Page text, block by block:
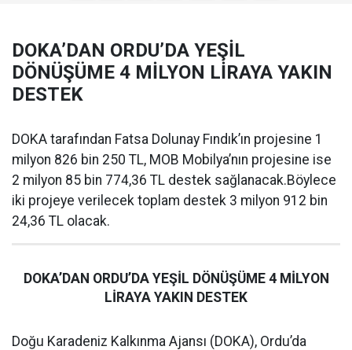
DOKA’DAN ORDU’DA YEŞİL
DÖNÜŞÜME 4 MİLYON LİRAYA YAKIN
DESTEK
DOKA tarafından Fatsa Dolunay Fındık’ın projesine 1
milyon 826 bin 250 TL, MOB Mobilya’nın projesine ise
2 milyon 85 bin 774,36 TL destek sağlanacak.Böylece
iki projeye verilecek toplam destek 3 milyon 912 bin
24,36 TL olacak.
DOKA’DAN ORDU’DA YEŞİL DÖNÜŞÜME 4 MİLYON
LİRAYA YAKIN DESTEK
Doğu Karadeniz Kalkınma Ajansı (DOKA), Ordu’da